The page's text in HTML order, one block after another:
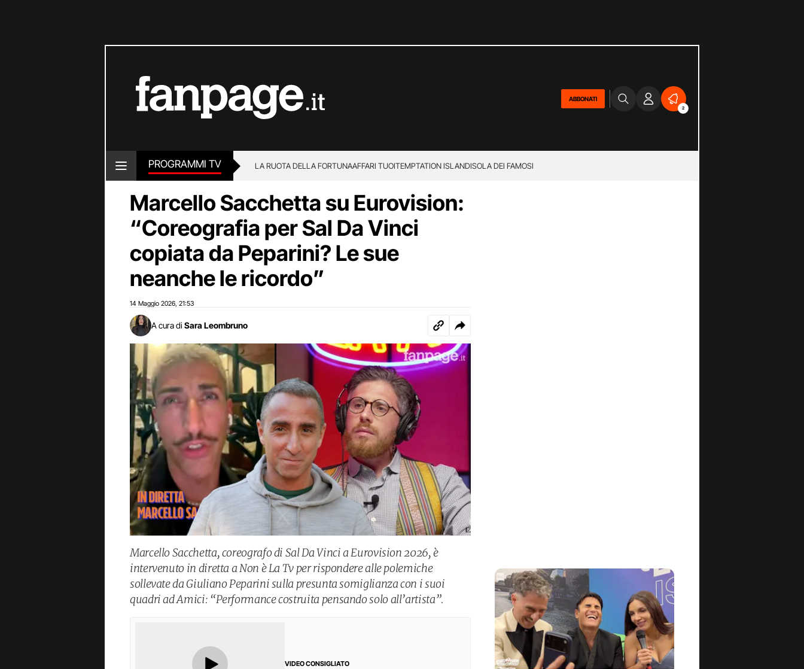
ABBONATI
2
PROGRAMMI TV LA RUOTA DELLA FORTUNAAFFARI TUOITEMPTATION ISLANDISOLA DEI FAMOSI
Marcello Sacchetta su Eurovision:
“Coreografia per Sal Da Vinci
copiata da Peparini? Le sue
neanche le ricordo”
14 Maggio 2026 21:53
A cura di Sara Leombruno
Marcello Sacchetta, coreografo di Sal Da Vinci a Eurovision 2026, è
intervenuto in diretta a Non è La Tv per rispondere alle polemiche
sollevate da Giuliano Peparini sulla presunta somiglianza con i suoi
quadri ad Amici: “Performance costruita pensando solo all’artista”.
VIDEO CONSIGLIATO